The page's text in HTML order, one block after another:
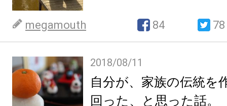
megamouth 84 78
2018/08/11
自分が、家族の伝統を
回った、と思った話。